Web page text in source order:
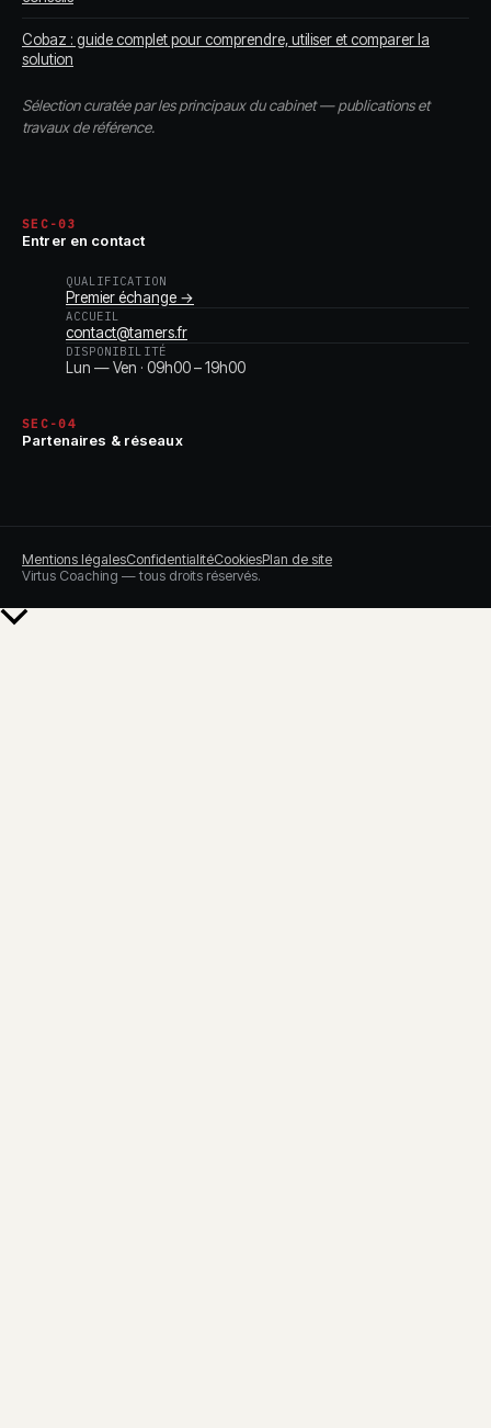
Cobaz : guide complet pour comprendre, utiliser et comparer la
solution
Sélection curatée par les principaux du cabinet — publications et
travaux de référence.
SEC-03
Entrer en contact
QUALIFICATION
Premier échange →
ACCUEIL
contact@tamers.fr
DISPONIBILITÉ
Lun — Ven · 09h00 – 19h00
SEC-04
Partenaires & réseaux
Mentions légalesConfidentialitéCookiesPlan de site
Virtus Coaching — tous droits réservés.